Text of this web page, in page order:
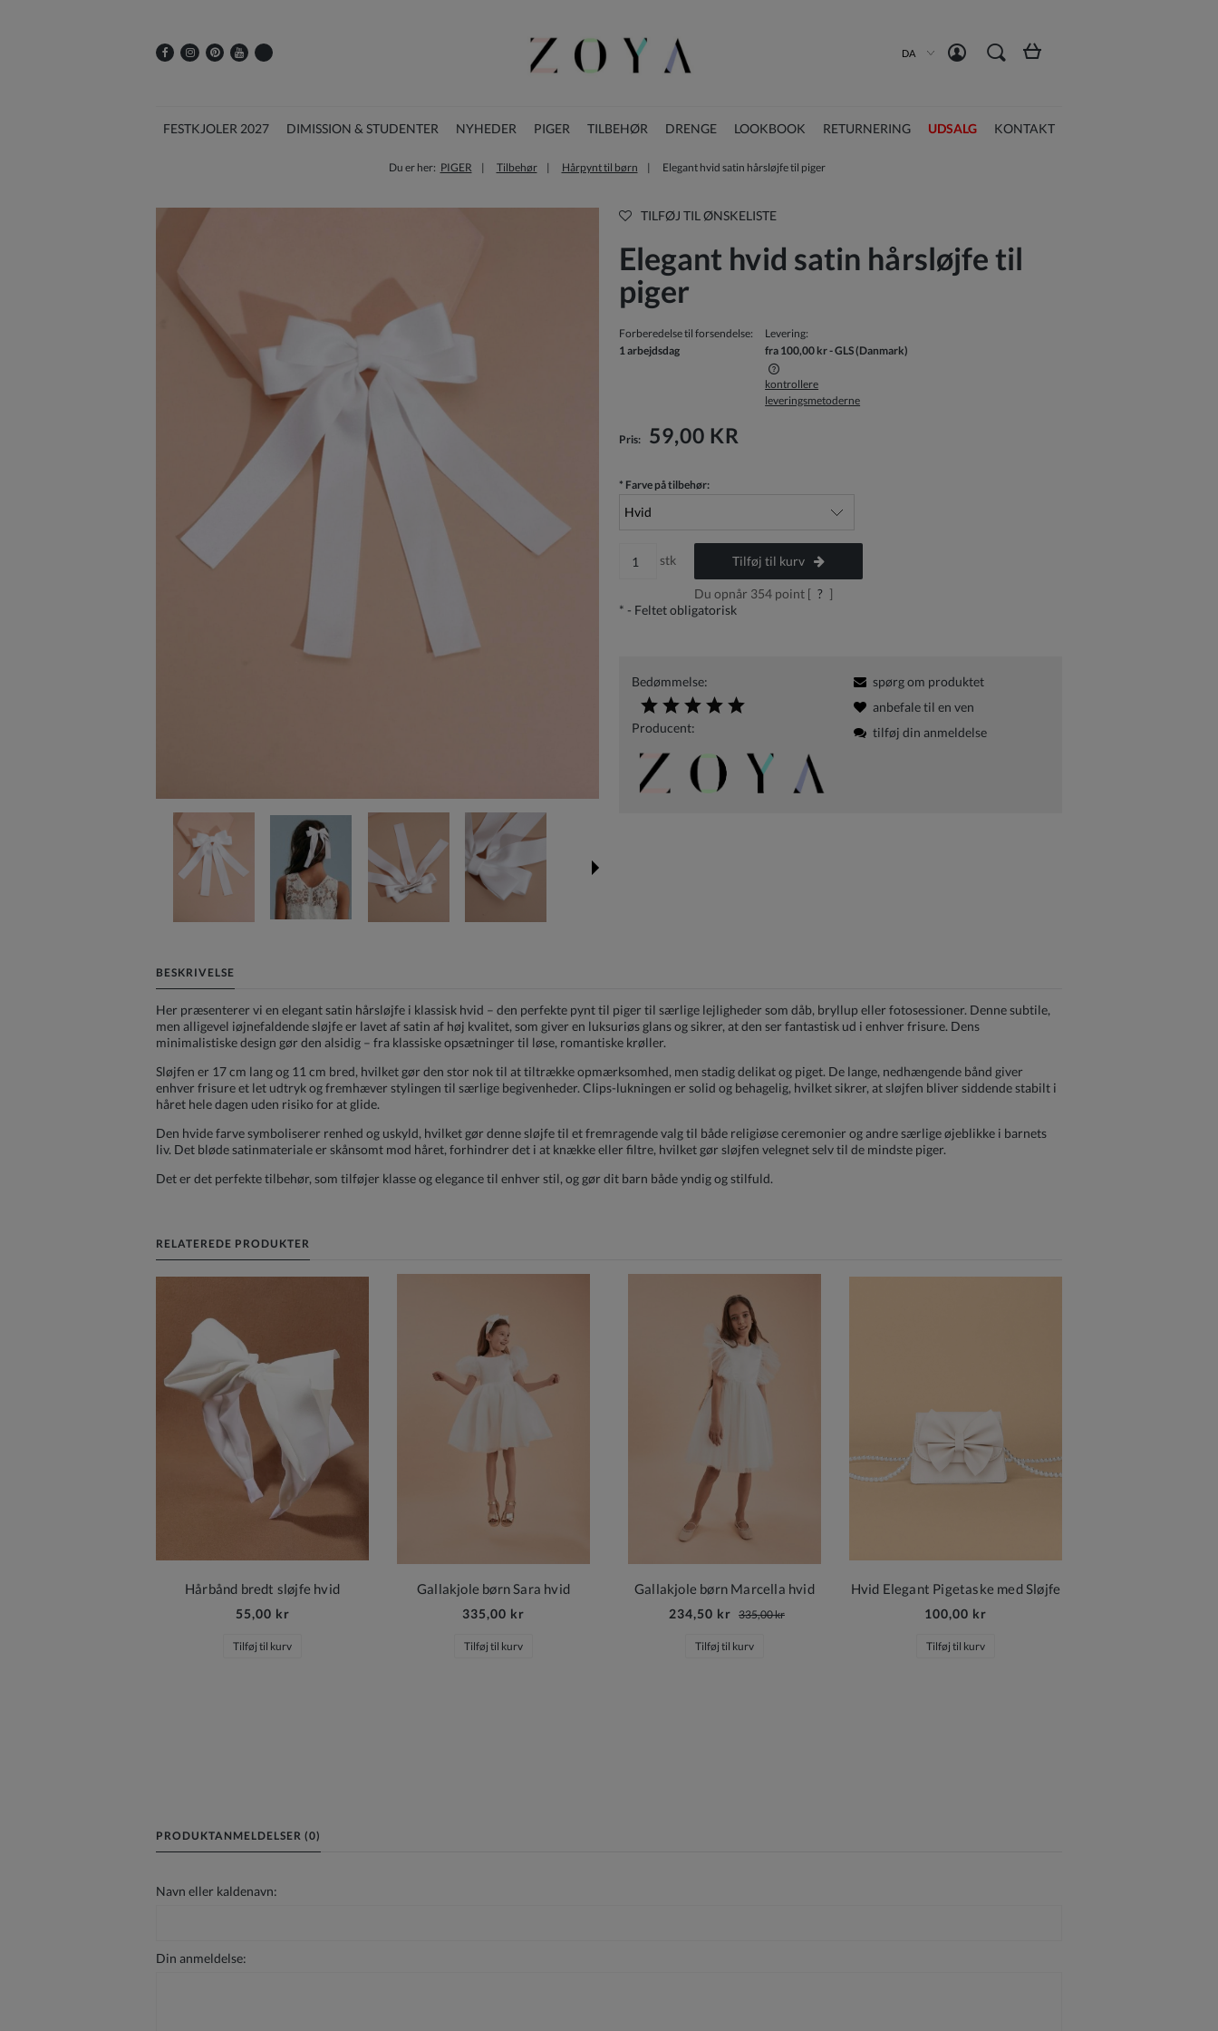
DA
FESTKJOLER 2027 DIMISSION & STUDENTER NYHEDER PIGER TILBEHØR DRENGE LOOKBOOK RETURNERING UDSALG KONTAKT
Du er her: PIGER Tilbehør Hårpynt til børn Elegant hvid satin hårsløjfe til piger
TILFØJ TIL ØNSKELISTE
Elegant hvid satin hårsløjfe til
piger
Forberedelse til forsendelse:
1 arbejdsdag
Levering:
fra 100,00 kr- GLS(Danmark)
betalingsomkostninger
kontrollere
leveringsmetoderne
Pris: 59,00 KR
* Farve på tilbehør:
stk Tilføj til kurv
Du opnår 354point [ ? ]
* - Feltet obligatorisk
Bedømmelse:
Producent:
spørg om produktet
anbefale til en ven
tilføj din anmeldelse
BESKRIVELSE
Her præsenterer vi en elegant satin hårsløjfe i klassisk hvid – den perfekte pynt til piger til særlige lejligheder som dåb, bryllup eller fotosessioner. Denne subtile,
men alligevel iøjnefaldende sløjfe er lavet af satin af høj kvalitet, som giver en luksuriøs glans og sikrer, at den ser fantastisk ud i enhver frisure. Dens
minimalistiske design gør den alsidig – fra klassiske opsætninger til løse, romantiske krøller.
Sløjfen er 17 cm lang og 11 cm bred, hvilket gør den stor nok til at tiltrække opmærksomhed, men stadig delikat og piget. De lange, nedhængende bånd giver
enhver frisure et let udtryk og fremhæver stylingen til særlige begivenheder. Clips-lukningen er solid og behagelig, hvilket sikrer, at sløjfen bliver siddende stabilt i
håret hele dagen uden risiko for at glide.
Den hvide farve symboliserer renhed og uskyld, hvilket gør denne sløjfe til et fremragende valg til både religiøse ceremonier og andre særlige øjeblikke i barnets
liv. Det bløde satinmateriale er skånsomt mod håret, forhindrer det i at knække eller filtre, hvilket gør sløjfen velegnet selv til de mindste piger.
Det er det perfekte tilbehør, som tilføjer klasse og elegance til enhver stil, og gør dit barn både yndig og stilfuld.
RELATEREDE PRODUKTER
Hårbånd bredt sløjfe hvid
55,00 kr
Tilføj til kurv
Gallakjole børn Sara hvid
335,00 kr
Tilføj til kurv
Gallakjole børn Marcella hvid
234,50 kr 335,00 kr
Tilføj til kurv
Hvid Elegant Pigetaske med Sløjfe
100,00 kr
Tilføj til kurv
PRODUKTANMELDELSER (0)
Navn eller kaldenavn:
Din anmeldelse: